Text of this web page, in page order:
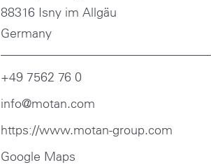
88316 Isny im Allgäu
Germany
+49 7562 76 0
info@motan.com
https://www.motan-group.com
Google Maps